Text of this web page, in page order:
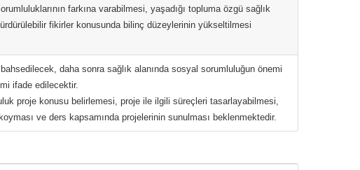
farkına varabilmesi, yaşadığı topluma özgü sağlık
fikirler konusunda bilinç düzeylerinin yükseltilmesi
daha sonra sağlık alanında sosyal sorumluluğun önemi
ifade edilecektir.
proje konusu belirlemesi, proje ile ilgili süreçleri tasarlayabilmesi,
ve ders kapsamında projelerinin sunulması beklenmektedir.